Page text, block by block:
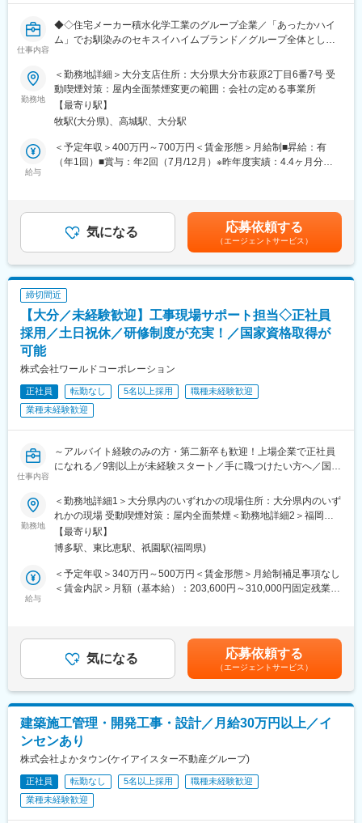
変更の範囲：会社の定める業務
家資格を取得するための支援制度もあります。
◎エンジニアのキャリアパスは1つではありません。専門性を磨き
タッフと相談しながら、多様なキャリアの選択ができます。
◎業界最大級規模のプロジェクト数の為、建築から土木、設備か
ら建築など、これまで経験したことの無い技術領域に挑戦するこ
とが可能です。
変更の範囲：会社の定める業務
仕事内容
◆◇住宅メーカー積水化学工業のグループ企業／「あったかハイ
ム」でお馴染みのセキスイハイムブランド／グループ全体として
平均勤続年数15.9年／離職率7.6％／有給取得率95％／一級建築士
取得支援（最大50万円補助）／合格祝金50万円＋資格手当あり
◆◇
当社では、営業と分業することで設計の専門領域に集中できる環
境をご用意しています。
単なる作図者ではなく、構造・法規・品質を担う設計のプロフェ
戸建住宅・アパートの設計職として、営業が作成したプランをも
とに設計品質を担保する役割を担っていただきます。
※初期プランニング・顧客との打合せの大部分は営業担当が実施。
■業務詳細：
・営業作成プランのチェック・設計的観点での修正提案
・法規・構造・仕様の観点からの調整
・着工後の現場確認（設計品質チェック）
・施工・営業との技術連携
※平均月2～3棟担当→年間平均24～25棟
■本ポジションの特徴：
（1）未経験から設計のプロへ育てる環境
・営業が顧客窓口を担当するため設計は技術業務に専念できま
スキルを習得することが可能です。法規・構造など市場価値の高
い専門性が身につきます。
（2）働きやすさが業界トップクラス
・平均残業時間25H／月
・PCは21時強制シャットダウン
率7.6％を実現。
（3）成長・キャリア支援も充実
・一級建築士取得支援（最大50万円補助）
・合格祝金50万円＋資格手当あり
・設計の専門職としてキャリア継続可能
＜キャリアパス例＞
設計スペシャリスト
インテリアコーディネーター
分譲地設計（街づくり）
勤務地
＜勤務地詳細＞大分支店住所：大分県大分市萩原2丁目6番7号 受
動喫煙対策：屋内全面禁煙変更の範囲：会社の定める事業所
【最寄り駅】
牧駅(大分県)、高城駅、大分駅
給与
＜予定年収＞400万円～700万円＜賃金形態＞月給制■昇給：有
（年1回）■賞与：年2回（7月/12月）※昨年度実績：4.4ヶ月分＜
細＞・担当棟数＋延床面積で評価（平米×100円）例：120平方メ
ートル→12,000円／棟平均月2～3棟担当→年間平均24～25棟イン
センティブ平均：約35万円／年賃金はあくまでも目安の金額であ
り、選考を通じて上下する可能性があります。月給(月額)は固定手
当を含めた表記です。
気になる 応募依頼する
（エージェントサービス）
締切間近
【大分／未経験歓迎】工事現場サポート担当◇正社員
採用／土日祝休／研修制度が充実！／国家資格取得が
可能
株式会社ワールドコーポレーション
正社員 転勤なし 5名以上採用
職種未経験歓迎
業種未経験歓迎
仕事内容
～アルバイト経験のみの方・第二新卒も歓迎！上場企業で正社員
になれる／9割以上が未経験スタート／手に職つけたい方へ／国家
休み～
■職務詳細：
大プロジェクトチームの一員として、工事現場サポート（施工管
理）をお任せします。
＜施工管理とは＞
＜こんなお仕事からお任せします！＞
○建物の写真撮影○工事に必要な資料作成や書類整理○スケジュー
※工事は職人さんが行います。
＜前職こんな先輩社員が活躍中です！＞
98％が未経験からのスタートのため、サポート体制が充実してい
ます！居酒屋のアルバイト、スポーツインストラクター、音楽や
鉄道・旅行業界、芸能マネージャー、サッカー等スポーツショッ
プの店員など、様々な経歴の先輩社員が活躍しています◎
勤務地
＜勤務地詳細1＞大分県内のいずれかの現場住所：大分県内のいず
れかの現場 受動喫煙対策：屋内全面禁煙＜勤務地詳細2＞福岡支
店住所：福岡県福岡市博多区博多駅東2-4-17 第六岡部ビル5階D号
室勤務地最寄駅：鹿児島本線／博多駅受動喫煙対策：屋内全面禁
【最寄り駅】
博多駅、東比恵駅、祇園駅(福岡県)
給与
＜予定年収＞340万円～500万円＜賃金形態＞月給制補足事項なし
＜賃金内訳＞月額（基本給）：203,600円～310,000円固定残業手
＞※上記年収はご年齢・スキル等を鑑みて決定されるため、あくま
で想定年収となります。※20時間を超えた残業代は全額支給■昇
給：年1回■賞与：年2回 ※評価によって金額が変わります■給与改
定：年1回賃金はあくまでも目安の金額であり、選考を通じて上下
する可能性があります。月給(月額)は固定手当を含めた表記です。
気になる 応募依頼する
（エージェントサービス）
建築施工管理・開発工事・設計／月給30万円以上／イ
ンセンあり
株式会社よかタウン(ケイアイスター不動産グループ)
正社員 転勤なし 5名以上採用
職種未経験歓迎
業種未経験歓迎